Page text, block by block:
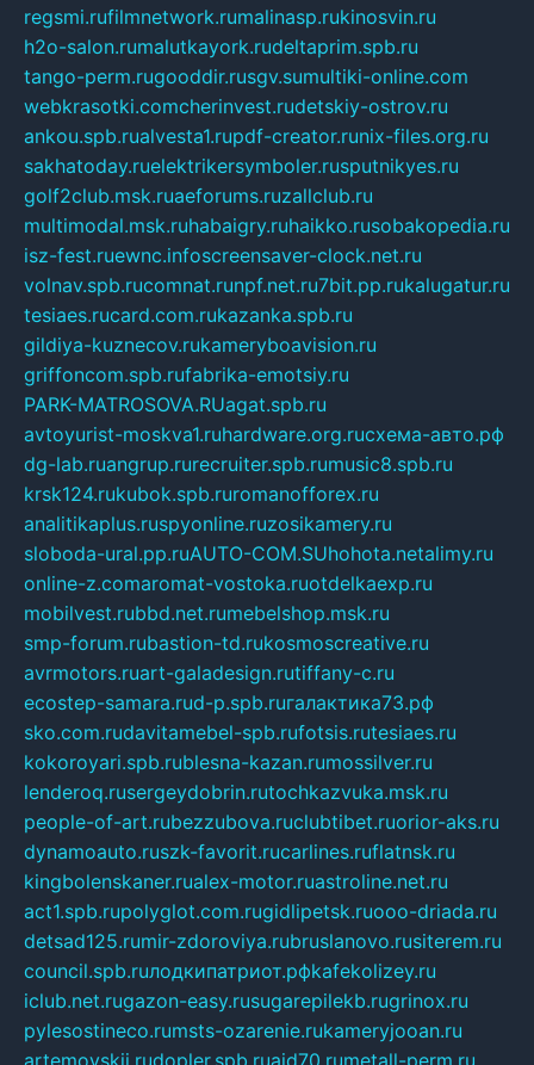
regsmi.rufilmnetwork.rumalinasp.rukinosvin.ru
h2o-salon.rumalutkayork.rudeltaprim.spb.ru
tango-perm.rugooddir.rusgv.sumultiki-online.com
webkrasotki.comcherinvest.rudetskiy-ostrov.ru
ankou.spb.rualvesta1.rupdf-creator.runix-files.org.ru
sakhatoday.ruelektrikersymboler.rusputnikyes.ru
golf2club.msk.ruaeforums.ruzallclub.ru
multimodal.msk.ruhabaigry.ruhaikko.rusobakopedia.ru
isz-fest.ruewnc.infoscreensaver-clock.net.ru
volnav.spb.rucomnat.runpf.net.ru7bit.pp.rukalugatur.ru
tesiaes.rucard.com.rukazanka.spb.ru
gildiya-kuznecov.rukameryboavision.ru
griffoncom.spb.rufabrika-emotsiy.ru
PARK-MATROSOVA.RUagat.spb.ru
avtoyurist-moskva1.ruhardware.org.ruсхема-авто.рф
dg-lab.ruangrup.rurecruiter.spb.rumusic8.spb.ru
krsk124.rukubok.spb.ruromanofforex.ru
analitikaplus.ruspyonline.ruzosikamery.ru
sloboda-ural.pp.ruAUTO-COM.SUhohota.netalimy.ru
online-z.comaromat-vostoka.ruotdelkaexp.ru
mobilvest.rubbd.net.rumebelshop.msk.ru
smp-forum.rubastion-td.rukosmoscreative.ru
avrmotors.ruart-galadesign.rutiffany-c.ru
ecostep-samara.rud-p.spb.ruгалактика73.рф
sko.com.rudavitamebel-spb.rufotsis.rutesiaes.ru
kokoroyari.spb.rublesna-kazan.rumossilver.ru
lenderoq.rusergeydobrin.rutochkazvuka.msk.ru
people-of-art.rubezzubova.ruclubtibet.ruorior-aks.ru
dynamoauto.ruszk-favorit.rucarlines.ruflatnsk.ru
kingbolenskaner.rualex-motor.ruastroline.net.ru
act1.spb.rupolyglot.com.rugidlipetsk.ruooo-driada.ru
detsad125.rumir-zdoroviya.rubruslanovo.rusiterem.ru
council.spb.ruлодкипатриот.рфkafekolizey.ru
iclub.net.rugazon-easy.rusugarepilekb.rugrinox.ru
pylesostineco.rumsts-ozarenie.rukameryjooan.ru
artemovskij.rudopler.spb.ruaid70.rumetall-perm.ru